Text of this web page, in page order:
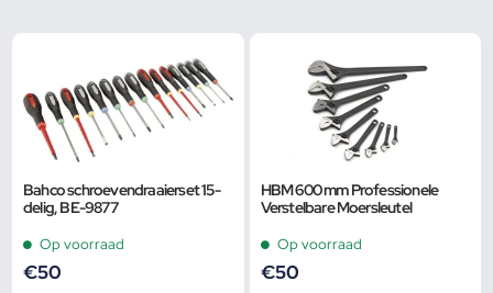
Bahco schroevendraaierset 15-
delig, BE-9877
Op voorraad
€50
HBM 600 mm Professionele
Verstelbare Moersleutel
Op voorraad
€50